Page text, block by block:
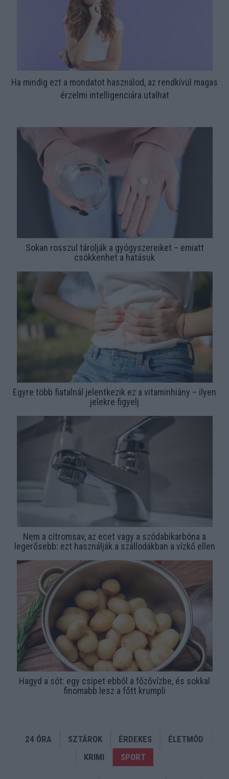
Ha mindig ezt a mondatot használod, az rendkívül magas
érzelmi intelligenciára utalhat
Sokan rosszul tárolják a gyógyszereiket – emiatt
csökkenhet a hatásuk
Egyre több fiatalnál jelentkezik ez a vitaminhiány – ilyen
jelekre figyelj
Nem a citromsav, az ecet vagy a szódabikarbóna a
legerősebb: ezt használják a szállodákban a vízkő ellen
Hagyd a sót: egy csipet ebből a főzővízbe, és sokkal
finomabb lesz a főtt krumpli
24 ÓRA SZTÁROK ÉRDEKES
ÉLETMÓD
KRIMI
SPORT